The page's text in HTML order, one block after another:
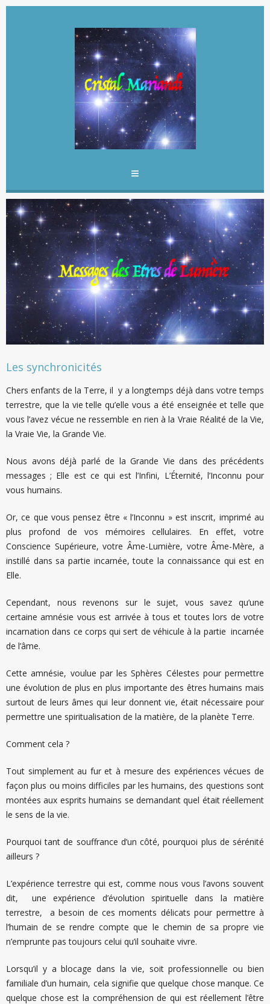
Les synchronicités
Chers enfants de la Terre, il y a longtemps déjà dans votre temps
terrestre, que la vie telle qu’elle vous a été enseignée et telle que
vous l’avez vécue ne ressemble en rien à la Vraie Réalité de la Vie,
la Vraie Vie, la Grande Vie.
Nous avons déjà parlé de la Grande Vie dans des précédents
messages ; Elle est ce qui est l’Infini, L’Éternité, l’Inconnu pour
vous humains.
Or, ce que vous pensez être « l’Inconnu » est inscrit, imprimé au
plus profond de vos mémoires cellulaires. En effet, votre
Conscience Supérieure, votre Âme-Lumière, votre Âme-Mère, a
instillé dans sa partie incarnée, toute la connaissance qui est en
Elle.
Cependant, nous revenons sur le sujet, vous savez qu’une
certaine amnésie vous est arrivée à tous et toutes lors de votre
incarnation dans ce corps qui sert de véhicule à la partie incarnée
de l’âme.
Cette amnésie, voulue par les Sphères Célestes pour permettre
une évolution de plus en plus importante des êtres humains mais
surtout de leurs âmes qui leur donnent vie, était nécessaire pour
permettre une spiritualisation de la matière, de la planète Terre.
Comment cela ?
Tout simplement au fur et à mesure des expériences vécues de
façon plus ou moins difficiles par les humains, des questions sont
montées aux esprits humains se demandant quel était réellement
le sens de la vie.
Pourquoi tant de souffrance d’un côté, pourquoi plus de sérénité
ailleurs ?
L’expérience terrestre qui est, comme nous vous l’avons souvent
dit, une expérience d’évolution spirituelle dans la matière
terrestre, a besoin de ces moments délicats pour permettre à
l’humain de se rendre compte que le chemin de sa propre vie
n’emprunte pas toujours celui qu’il souhaite vivre.
Lorsqu’il y a blocage dans la vie, soit professionnelle ou bien
familiale d’un humain, cela signifie que quelque chose manque. Ce
quelque chose est la compréhension de qui est réellement l’être